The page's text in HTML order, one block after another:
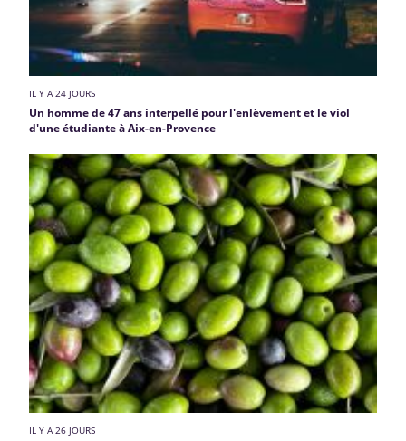
IL Y A 24 JOURS
Un homme de 47 ans interpellé pour l'enlèvement et le viol
d'une étudiante à Aix-en-Provence
IL Y A 26 JOURS